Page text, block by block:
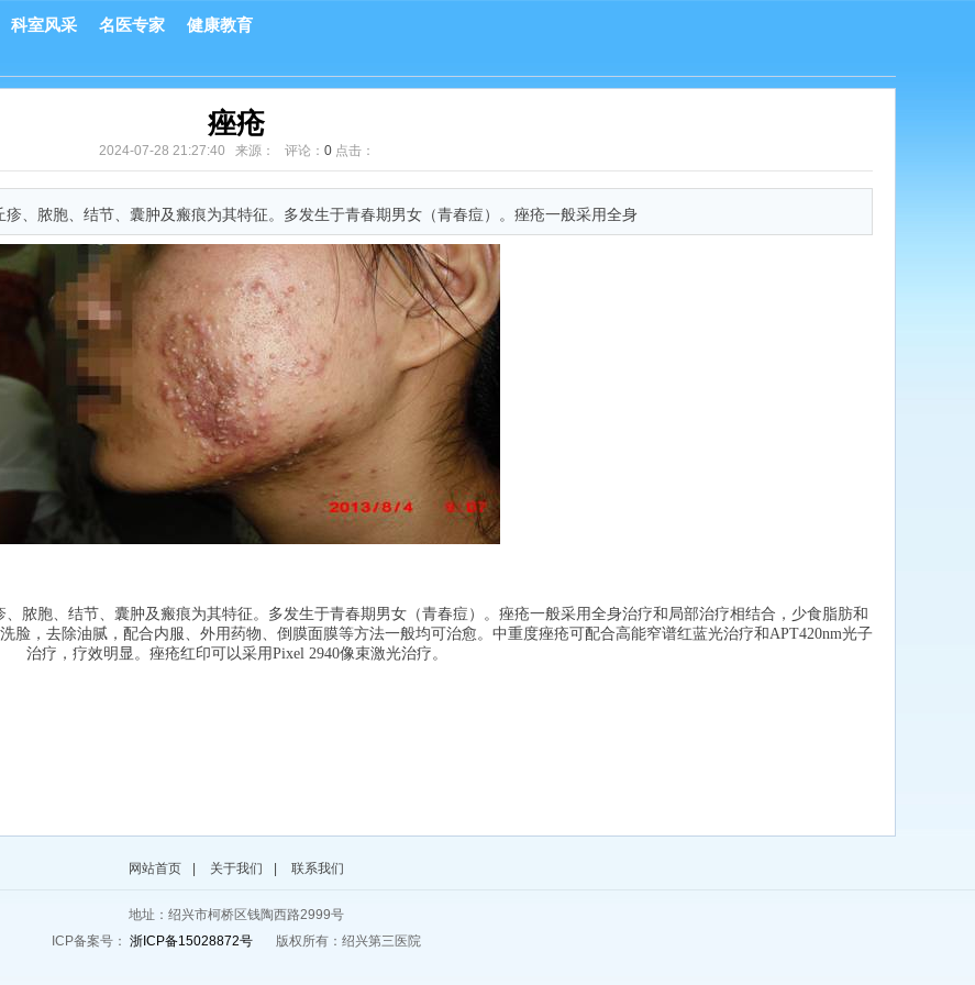
科室风采 名医专家 健康教育
痤疮
2024-07-28 21:27:40 来源： 评论： 0点击：
、脓胞、结节、囊肿及瘢痕为其特征。多发生于青春期男女（青春痘）。痤疮一般采用全身
脓胞、结节、囊肿及瘢痕为其特征。多发生于青春期男女（青春痘）。痤疮一般采用全身治疗和局部治疗相结合，少食脂肪和
脸，去除油腻，配合内服、外用药物、倒膜面膜等方法一般均可治愈。中重度痤疮可配合高能窄谱红蓝光治疗和APT420nm光子
治疗，疗效明显。痤疮红印可以采用Pixel 2940像束激光治疗。
网站首页 关于我们 联系我们
地址：绍兴市柯桥区钱陶西路2999号
ICP备案号： 浙ICP备15028872号 版权所有：绍兴第三医院